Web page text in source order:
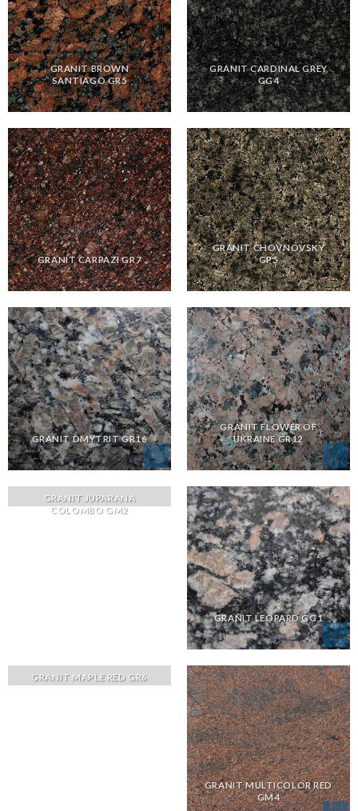
GRANIT BROWN
SANTIAGO GR5
GRANIT CARDINAL GREY
GG4
GRANIT CARPAZI GR7
GRANIT CHOVNOVSKY
GP5
GRANIT DMYTRIT GR16
GRANIT FLOWER OF
UKRAINE GR12
GRANIT JUPARANA
COLOMBO GM2
GRANIT LEOPARD GG1
GRANIT MAPLE RED GR6
GRANIT MULTICOLOR RED
GM4